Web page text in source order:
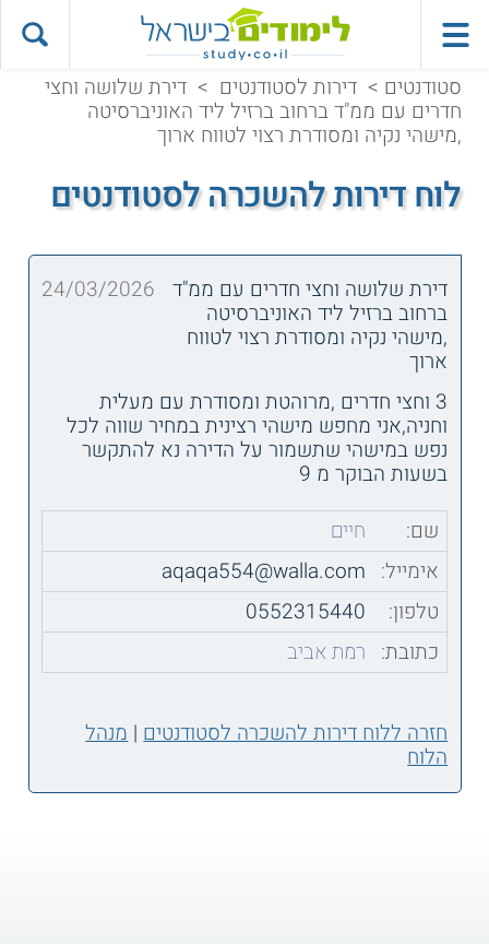
סטודנטים > דירות לסטודנטים > דירת שלושה וחצי
חדרים עם ממ"ד ברחוב ברזיל ליד האוניברסיטה
,מישהי נקיה ומסודרת רצוי לטווח ארוך
לוח דירות להשכרה לסטודנטים
דירת שלושה וחצי חדרים עם ממ"ד
ברחוב ברזיל ליד האוניברסיטה
,מישהי נקיה ומסודרת רצוי לטווח
ארוך
24/03/2026
3 וחצי חדרים ,מרוהטת ומסודרת עם מעלית
וחניה,אני מחפש מישהי רצינית במחיר שווה לכל
נפש במישהי שתשמור על הדירה נא להתקשר
בשעות הבוקר מ 9
שם:
חיים
אימייל: aqaqa554@walla.com
טלפון:
0552315440
כתובת: רמת אביב
חזרה ללוח דירות להשכרה לסטודנטים|מנהל
הלוח